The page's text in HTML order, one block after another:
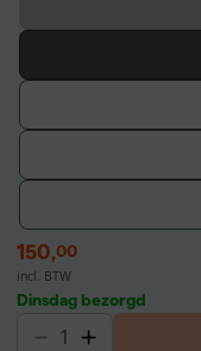
150,00
incl. BTW
Dinsdag bezorgd